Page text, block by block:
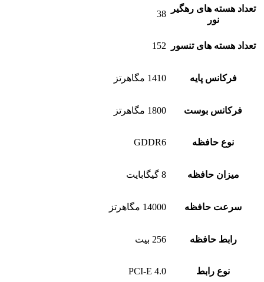
های رهگیر
38
های تنسور 152
پایه 1410 مگاهرتز
بوست 1800 مگاهرتز
GDDR6
حافظه 8 گیگابایت
حافظه 14000 مگاهرتز
حافظه 256 بیت
PCI-E 4.0